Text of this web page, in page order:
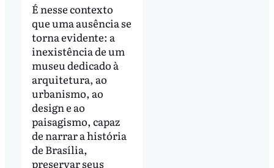
É nesse contexto
que uma ausência se
torna evidente: a
inexistência de um
museu dedicado à
arquitetura, ao
urbanismo, ao
design e ao
paisagismo, capaz
de narrar a história
de Brasília,
preservar seus